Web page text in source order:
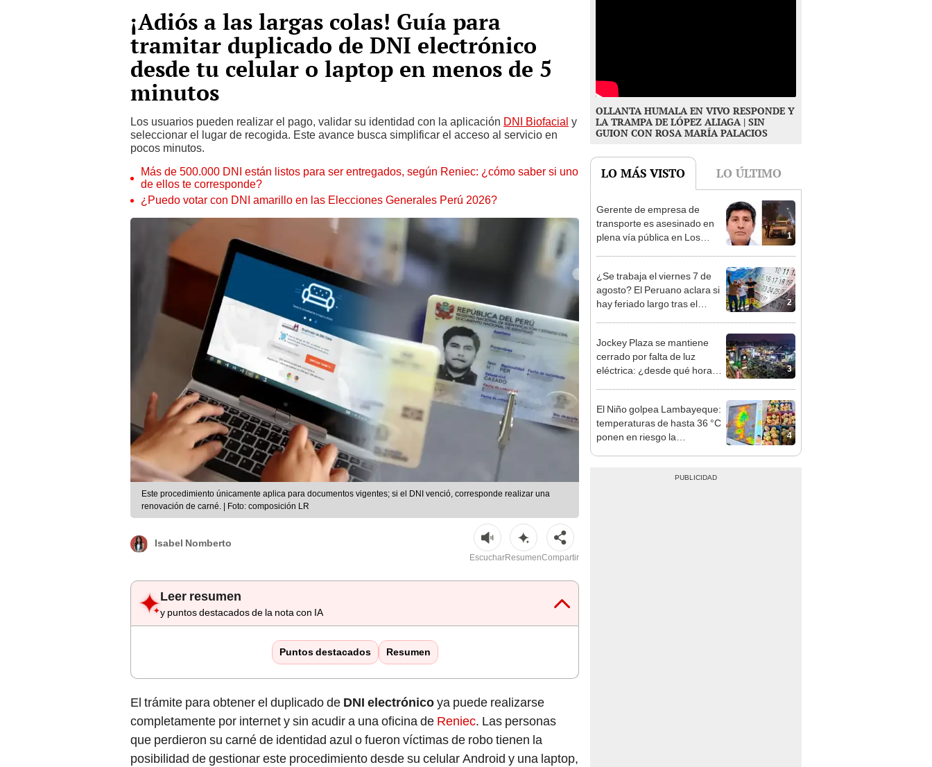
¡Adiós a las largas colas! Guía para
tramitar duplicado de DNI electrónico
desde tu celular o laptop en menos de 5
minutos
Los usuarios pueden realizar el pago, validar su identidad con la aplicación DNI Biofacial y
seleccionar el lugar de recogida. Este avance busca simplificar el acceso al servicio en
pocos minutos.
Más de 500.000 DNI están listos para ser entregados, según Reniec: ¿cómo saber si uno
de ellos te corresponde?
¿Puedo votar con DNI amarillo en las Elecciones Generales Perú 2026?
Este procedimiento únicamente aplica para documentos vigentes; si el DNI venció, corresponde realizar una
renovación de carné. | Foto: composición LR
Isabel Nomberto
EscucharResumenCompartir
Leer resumen
y puntos destacados de la nota con IA
Puntos destacados Resumen
El trámite para obtener el duplicado de DNI electrónicoya puede realizarse
completamente por internet y sin acudir a una oficina de Reniec. Las personas
que perdieron su carné de identidad azul o fueron víctimas de robo tienen la
posibilidad de gestionar este procedimiento desde su celular Android y una laptop,
OLLANTA HUMALA EN VIVO RESPONDE Y
LA TRAMPA DE LÓPEZ ALIAGA | SIN
GUION CON ROSA MARÍA PALACIOS
LO MÁS VISTO LO ÚLTIMO
1
Gerente de empresa de
transporte es asesinado en
plena vía pública en Los
2
¿Se trabaja el viernes 7 de
agosto? El Peruano aclara si
hay feriado largo tras el
3
Jockey Plaza se mantiene
cerrado por falta de luz
eléctrica: ¿desde qué hora
4
El Niño golpea Lambayeque:
temperaturas de hasta 36 °C
ponen en riesgo la